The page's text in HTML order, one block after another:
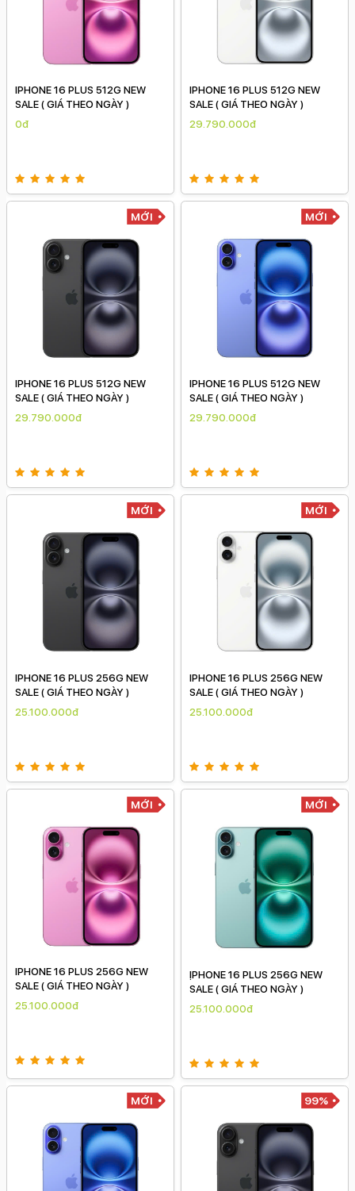
IPHONE 16 PLUS 512G NEW
SALE ( GIÁ THEO NGÀY )
0đ
IPHONE 16 PLUS 512G NEW
SALE ( GIÁ THEO NGÀY )
29.790.000đ
MỚI
IPHONE 16 PLUS 512G NEW
SALE ( GIÁ THEO NGÀY )
29.790.000đ
MỚI
IPHONE 16 PLUS 512G NEW
SALE ( GIÁ THEO NGÀY )
29.790.000đ
MỚI
IPHONE 16 PLUS 256G NEW
SALE ( GIÁ THEO NGÀY )
25.100.000đ
MỚI
IPHONE 16 PLUS 256G NEW
SALE ( GIÁ THEO NGÀY )
25.100.000đ
MỚI
IPHONE 16 PLUS 256G NEW
SALE ( GIÁ THEO NGÀY )
25.100.000đ
MỚI
ỊPHONE 16 PLUS 256G NEW
SALE ( GIÁ THEO NGÀY )
25.100.000đ
MỚI 99%